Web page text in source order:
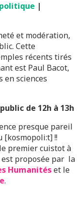
|
et modération,
Cette
récents tirés
est Paul Bacot,
sciences
de 12h à 13h
presque pareil
[kosmopoli:t] !!
premier cuistot à
proposée par la
Humanitéset le
.